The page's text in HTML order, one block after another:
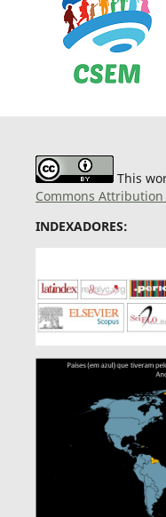
This
Commons
INDEXADORES: